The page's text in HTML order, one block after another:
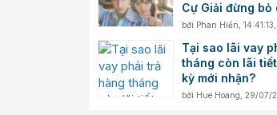
Cự Giải đừng
mình
bởi Phan Hiền
Tại sao lãi vay
tháng còn lãi
kỳ mới nhận?
bởi Hue Hoang 29/07/